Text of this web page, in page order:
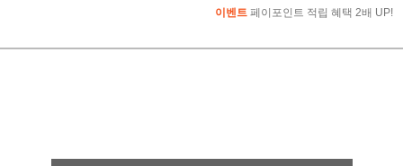
이벤트 페이포인트 적립 혜택 2배 UP!